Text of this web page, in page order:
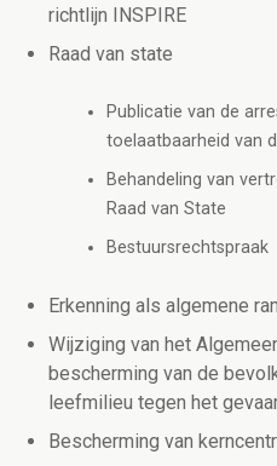
richtlijn INSPIRE
Raad van state
Publicatie van de
toelaatbaarheid van
Behandeling van
Raad van State
Bestuursrechtspraak
Erkenning als algemene
Wijziging van het
bescherming van de
leefmilieu tegen het
Bescherming van